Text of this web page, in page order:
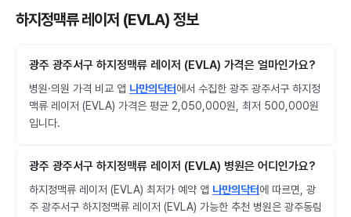
하지정맥류 레이저 (EVLA) 정보
광주 광주서구 하지정맥류 레이저 (EVLA) 가격은 얼마인가요?
병원·의원 가격 비교 앱 나만의닥터에서 수집한 광주 광주서구 하지정
맥류 레이저 (EVLA) 가격은 평균 2,050,000원, 최저 500,000원
입니다.
광주 광주서구 하지정맥류 레이저 (EVLA) 병원은 어디인가요?
하지정맥류 레이저 (EVLA) 최저가 예약 앱 나만의닥터에 따르면, 광
주 광주서구 하지정맥류 레이저 (EVLA) 가능한 추천 병원은 광주동림